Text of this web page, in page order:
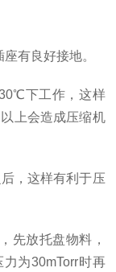
有良好接地。
下工作，这样
上会造成压缩机
，这样有利于压
放托盘物料，
为30mTorr时再